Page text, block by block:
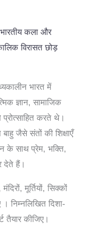
कला और
विरासत छोड़
भारत में
ज्ञान, सामाजिक
करते थे।
जैसे संतों की शिक्षाएँ
के साथ प्रेम, भक्ति,
देते हैं।
मूर्तियों, सिक्कों
निम्नलिखित दिशा-
तैयार कीजिए।